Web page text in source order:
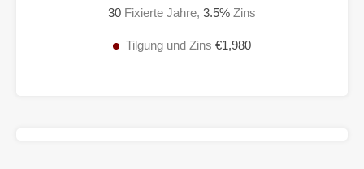
30 Fixierte Jahre, 3.5% Zins
Tilgung und Zins €1,980